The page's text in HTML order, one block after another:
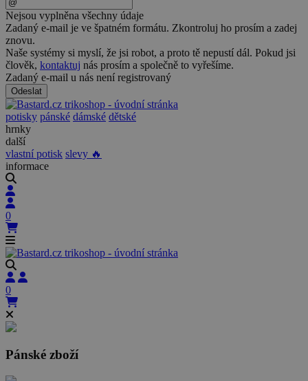
Nejsou vyplněna všechny údaje
Zadaný e-mail je ve špatném formátu. Zkontroluj ho prosím a zadej
znovu.
Naše systémy si myslí, že jsi robot, a proto tě nepustí dál. Pokud jsi
člověk, kontaktuj nás prosím a společně to vyřešíme.
Zadaný e-mail u nás není registrovaný
Odeslat
potisky pánské dámské dětské
hrnky
další
vlastní potisk slevy 🔥
informace
0
0
Pánské zboží